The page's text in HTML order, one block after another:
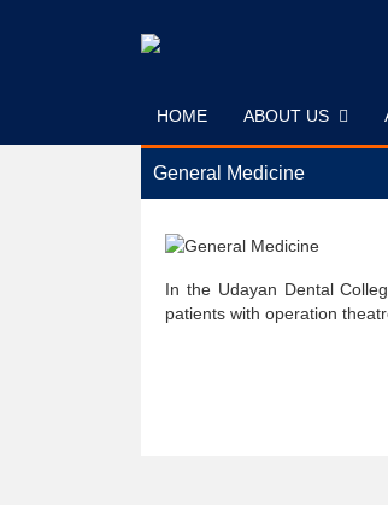
HOME ABOUT US
General Medicine
In the Udayan Dental
patients with operation